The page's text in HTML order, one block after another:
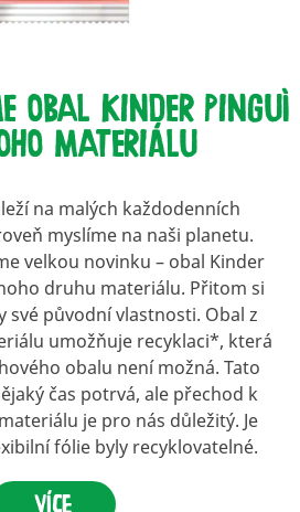
OBAL KINDER PINGUÌ
MATERIÁLU
na malých každodenních
myslíme na naši planetu.
velkou novinku – obal Kinder
druhu materiálu. Přitom si
své původní vlastnosti. Obal z
umožňuje recyklaci*, která
obalu není možná. Tato
čas potrvá, ale přechod k
je pro nás důležitý. Je
fólie byly recyklovatelné.
VÍCE